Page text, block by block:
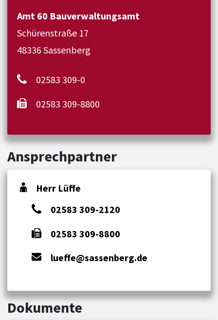
Amt 60 Bauverwaltungsamt
Schürenstraße 17
48336 Sassenberg
02583 309-0
02583 309-8800
Ansprechpartner
Herr Lüffe
02583 309-2120
02583 309-8800
lueffe@sassenberg.de
Dokumente